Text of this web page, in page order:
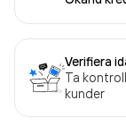
Verifiera
Ta
kunder